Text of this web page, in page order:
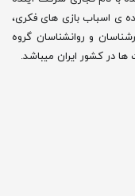
ثبت 519773، ارائه دهنده ی اسباب بازی های فکری،
و روانشناسان گروه
ها در کشور ایران میباشد.